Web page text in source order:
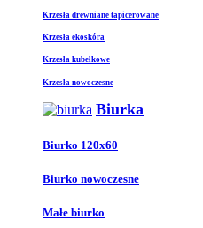
Krzesła drewniane tapicerowane
Krzesła ekoskóra
Krzesła kubełkowe
Krzesła nowoczesne
Biurka
Biurko 120x60
Biurko nowoczesne
Małe biurko